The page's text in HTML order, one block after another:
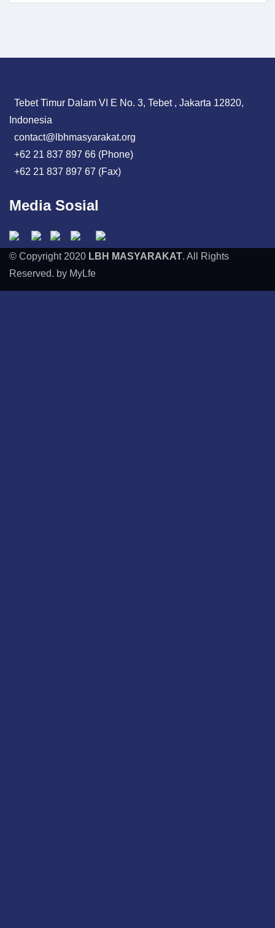
Tebet Timur Dalam VI E No. 3, Tebet , Jakarta 12820,
Indonesia
contact@lbhmasyarakat.org
+62 21 837 897 66 (Phone)
+62 21 837 897 67 (Fax)
Media Sosial
© Copyright 2020 LBH MASYARAKAT. All Rights
Reserved. by MyLfe